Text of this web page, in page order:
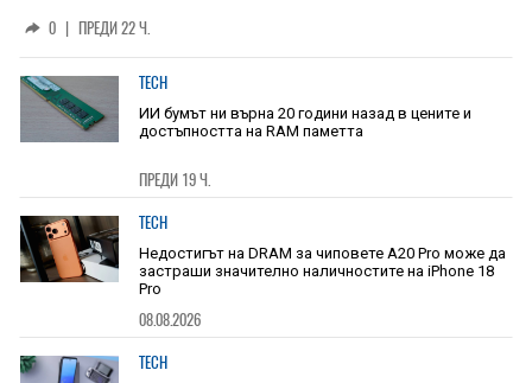
0 ПРЕДИ 22 Ч.
TECH
ИИ бумът ни върна 20 години назад в цените и
достъпността на RAM паметта
ПРЕДИ 19 Ч.
TECH
Недостигът на DRAM за чиповете A20 Pro може да
застраши значително наличностите на iPhone 18
Pro
08.08.2026
TECH